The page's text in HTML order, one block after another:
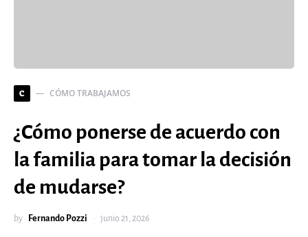
C CÓMO TRABAJAMOS
¿Cómo ponerse de acuerdo con
la familia para tomar la decisión
de mudarse?
by Fernando Pozzi junio 21, 2026